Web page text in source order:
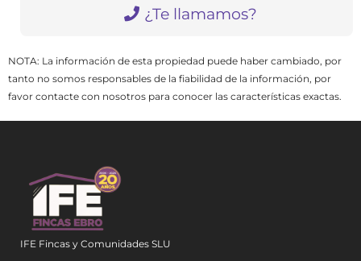
¿Te llamamos?
NOTA: La información de esta propiedad puede haber cambiado, por
tanto no somos responsables de la fiabilidad de la información, por
favor contacte con nosotros para conocer las características exactas.
IFE Fincas y Comunidades SLU